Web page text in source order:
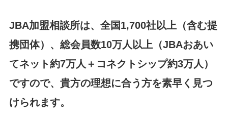
2024/01/01 ・ブログ更新 ＜素敵な1年でありますように！
2023/12/26 年末年始休暇 ＜12月29日(金) ～ 1月4日(木)＞
2023/12/09 「冬の婚活応援・無料キャンペーン」を掲載し
2023/11/08 ・ブログ更新 ＜～紅葉が綺麗～>
2023/10/23 ・ブログ更新 ＜◎～素敵な季節到来～◎>
JBA加盟相談所は、全国1,700社以上（含む提
携団体）、総会員数10万人以上（JBAおあい
てネット約7万人＋コネクトシップ約3万人）
ですので、貴方の理想に合う方を素早く見つ
けられます。